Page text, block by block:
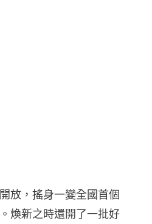
放，搖身一變全國首個
煥新之時還開了一批好